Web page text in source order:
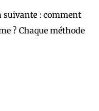
suivante : comment
? Chaque méthode